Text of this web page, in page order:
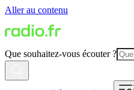
Aller au contenu
Que souhaitez-vous écouter ?